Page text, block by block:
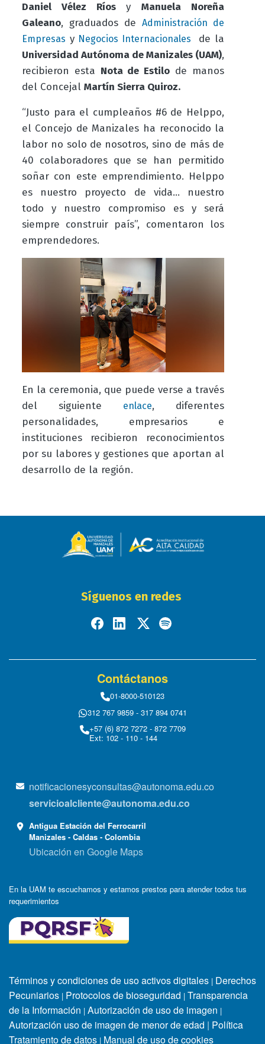
Daniel Vélez RíosyManuela Noreña
Galeano, graduados deAdministración de
Empresas y Negocios Internacionales
de la
Universidad Autónoma de Manizales (UAM),
recibieron esta Nota de Estilo de manos
del Concejal Martín Sierra Quiroz.
“Justo para el cumpleaños #6 de Helppo,
el Concejo de Manizales ha reconocido la
labor no solo de nosotros, sino de más de
40 colaboradores que se han permitido
soñar con este emprendimiento. Helppo
es nuestro proyecto de vida… nuestro
todo y nuestro compromiso es y será
siempre construir país”, comentaron los
emprendedores.
En la ceremonia, que puede verse a través
del siguiente
enlace, diferentes
personalidades, empresarios e
instituciones recibieron reconocimientos
por su labores y gestiones que aportan al
desarrollo de la región.
Síguenos en redes
Contáctanos
01-8000-510123
312 767 9859 - 317 894 0741
+57 (6) 872 7272 - 872 7709
Ext: 102 - 110 - 144
notificacionesyconsultas@autonoma.edu.co
servicioalcliente@autonoma.edu.co
Antigua Estación del Ferrocarril
Manizales - Caldas - Colombia
Ubicación en Google Maps
En la UAM te escuchamos y estamos prestos para atender todos tus
requerimientos
Términos y condiciones de uso activos digitales | Derechos
Pecuniarios | Protocolos de bioseguridad | Transparencia
de la Información | Autorización de uso de imagen |
Autorización uso de imagen de menor de edad | Política
Tratamiento de datos | Manual de uso de cookies